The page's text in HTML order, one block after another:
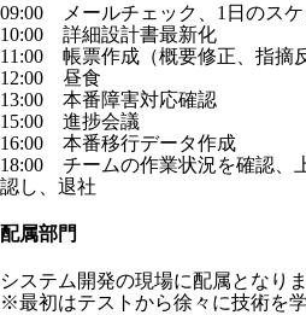
09:00 メールチェック、1日のス
10:00 詳細設計書最新化
11:00 帳票作成（概要修正、指摘
12:00 昼食
13:00 本番障害対応確認
15:00 進捗会議
16:00 本番移行データ作成
18:00 チームの作業状況を確認、
認し、退社
配属部門
システム開発の現場に配属となりま
※最初はテストから徐々に技術を学